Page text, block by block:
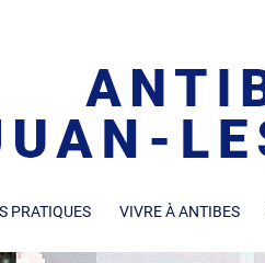
PRATIQUES VIVRE À ANTIBES